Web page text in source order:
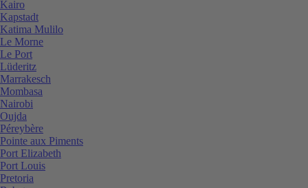
Kairo
Kapstadt
Katima Mulilo
Le Morne
Le Port
Lüderitz
Marrakesch
Mombasa
Nairobi
Oujda
Péreybère
Pointe aux Piments
Port Elizabeth
Port Louis
Pretoria